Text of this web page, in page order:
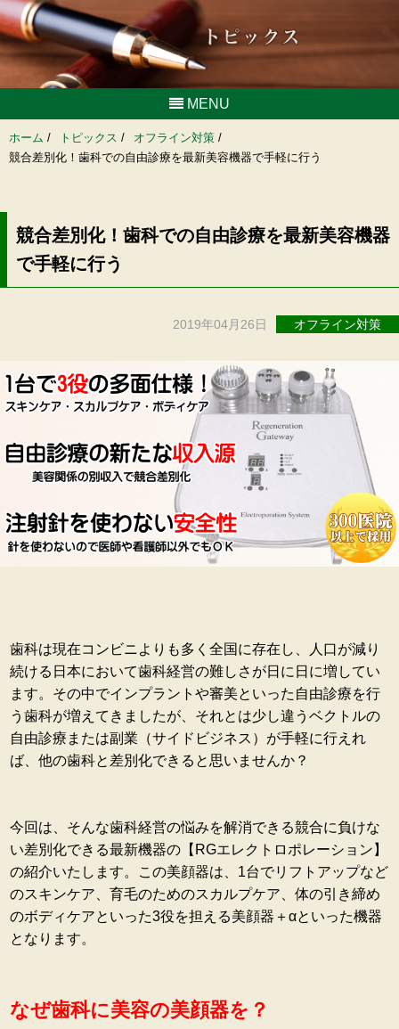
MENU
ホーム / トピックス / オフライン対策 /
競合差別化！歯科での自由診療を最新美容機器で手軽に行う
競合差別化！歯科での自由診療を最新美容機器
で手軽に行う
2019年04月26日 オフライン対策
歯科は現在コンビニよりも多く全国に存在し、人口が減り
続ける日本において歯科経営の難しさが日に日に増してい
ます。その中でインプラントや審美といった自由診療を行
う歯科が増えてきましたが、それとは少し違うベクトルの
自由診療または副業（サイドビジネス）が手軽に行えれ
ば、他の歯科と差別化できると思いませんか？
今回は、そんな歯科経営の悩みを解消できる競合に負けな
い差別化できる最新機器の【RGエレクトロポレーション】
の紹介いたします。この美顔器は、1台でリフトアップなど
のスキンケア、育毛のためのスカルプケア、体の引き締め
のボディケアといった3役を担える美顔器＋αといった機器
となります。
なぜ歯科に美容の美顔器を？